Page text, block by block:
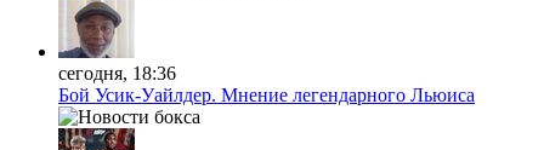
сегодня, 18:36
Бой Усик-Уайлдер. Мнение легендарного Льюиса